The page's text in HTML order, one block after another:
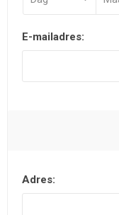
E-mailadres:
Adres: